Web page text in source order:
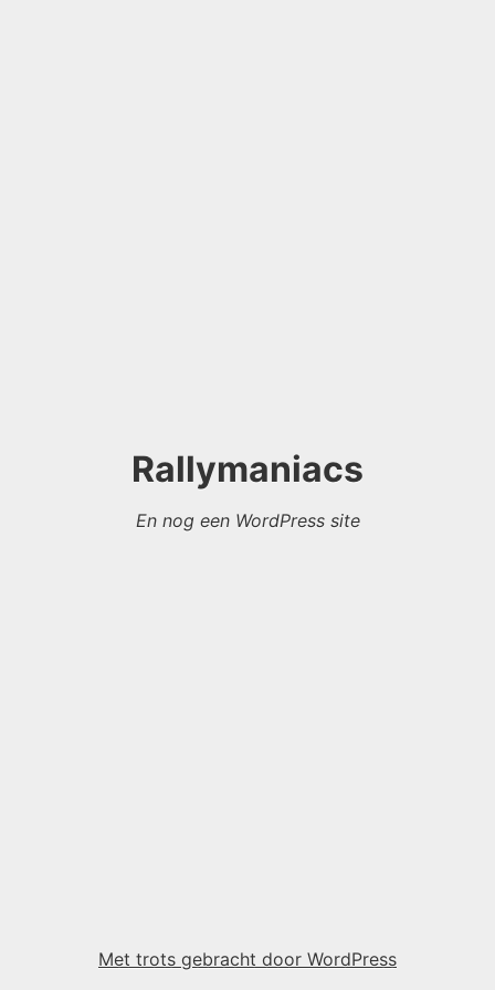
Rallymaniacs
En nog een WordPress site
Met trots gebracht door WordPress